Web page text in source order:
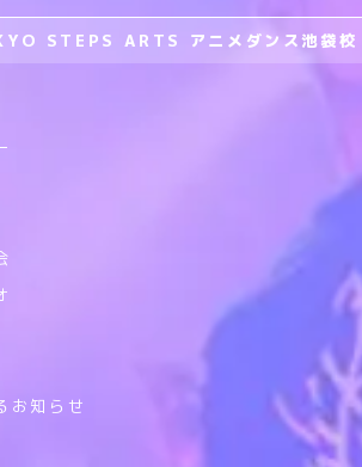
STEPS ARTS アニメダンス池袋校
お知らせ